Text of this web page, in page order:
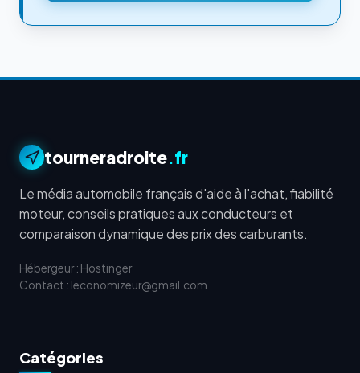
tourneradroite.fr
Le média automobile français d'aide à l'achat, fiabilité
moteur, conseils pratiques aux conducteurs et
comparaison dynamique des prix des carburants.
Hébergeur : Hostinger
Contact : leconomizeur@gmail.com
Catégories